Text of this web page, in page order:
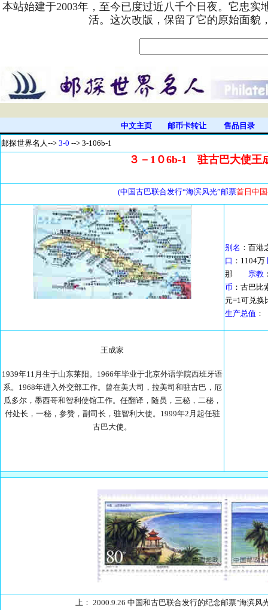
本站始建于2003年，至今已度过近八千个日夜。它忠
活。这次改版，保留了它的原始面貌
中文主页 邮币卡转让
售品目录
邮探世界名人--> 3-0 --> 3-106b-1
３－1０6b-1 驻古巴大使王
(中国古巴联合发行“海滨风光”邮票首日中
别名 ：百港
口 ：1104万
那 宗教
币 ：古巴
元=1可兑换
生产总值
王成家
1939年11月生于山东莱阳。1966年毕业于北京外语学院西班牙语
系。1968年进入外交部工作。曾在美大司，拉美司和驻古巴，厄
瓜多尔，墨西哥和智利使馆工作。任翻译，随员，三秘，二秘，
付处长，一秘，参赞，副司长，驻智利大使。1999年2月起任驻
古巴大使。
上： 2000.9.26 中国和古巴联合发行的纪念邮票"海滨